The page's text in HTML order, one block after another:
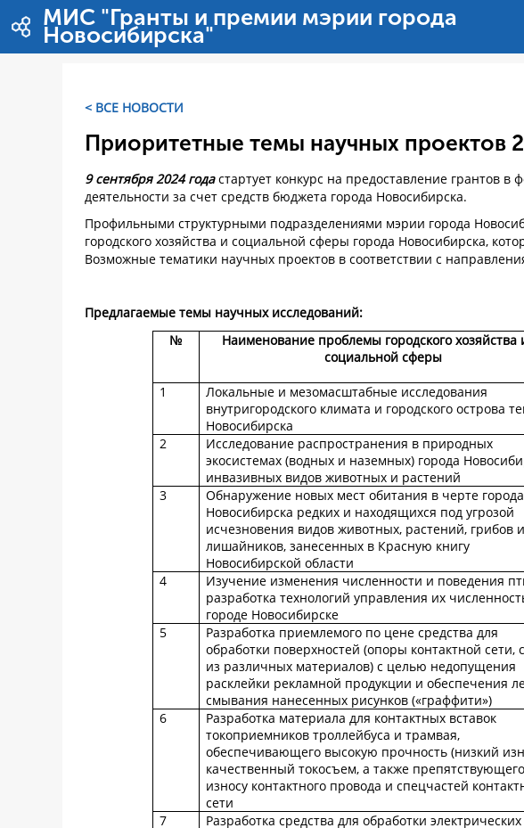
Salta al contigut
МИС "Гранты и премии мэрии города
Новосибирска"
< ВСЕ НОВОСТИ
Приоритетные темы научных проектов
9 сентября 2024 годастартует конкурс на предоставление грантов
деятельности за счет средств бюджета города Новосибирска.
Профильными структурными подразделениями мэрии города
городского хозяйства и социальной сферы города Новосибирска,
Возможные тематики научных проектов в соответствии с
Предлагаемые темы научных исследований:
№
Наименование проблемы городского хозяйства
социальной сферы
1
Локальные и мезомасштабные исследования
внутригородского климата и городского острова
Новосибирска
2
Исследование распространения в природных
экосистемах (водных и наземных) города
инвазивных видов животных и растений
3
Обнаружение новых мест обитания в черте города
Новосибирска редких и находящихся под угрозой
исчезновения видов животных, растений, грибов и
лишайников, занесенных в Красную книгу
Новосибирской области
4
Изучение изменения численности и поведения
разработка технологий управления их
городе Новосибирске
5
Разработка приемлемого по цене средства для
обработки поверхностей (опоры контактной сети,
из различных материалов) с целью недопущения
расклейки рекламной продукции и обеспечения
смывания нанесенных рисунков («граффити»)
6
Разработка материала для контактных вставок
токоприемников троллейбуса и трамвая,
обеспечивающего высокую прочность (низкий
качественный токосъем, а также препятствующего
износу контактного провода и спецчастей
сети
7
Разработка средства для обработки электрических